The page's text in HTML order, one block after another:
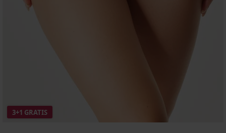
3+1 GRATIS